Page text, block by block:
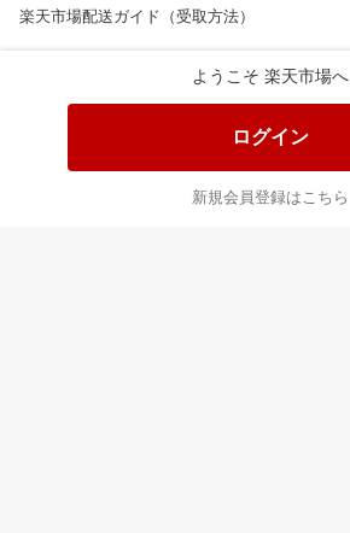
ようこそ 楽天市場へ
ログイン
新規会員登録はこちら
楽天市場配送ガイド（受取方法）
楽天にお店を開きませんか？
楽天ショッピングサービスご利用規約